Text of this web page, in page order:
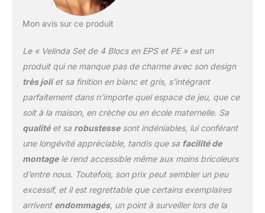
Mon avis sur ce produit
Le « Velinda Set de 4 Blocs en EPS et PE » est un
produit qui ne manque pas de charme avec son design
très joliet sa finition en blanc et gris, s’intégrant
parfaitement dans n’importe quel espace de jeu, que ce
soit à la maison, en crèche ou en école maternelle. Sa
qualitéet sa robustessesont indéniables, lui conférant
une longévité appréciable, tandis que sa facilité de
montagele rend accessible même aux moins bricoleurs
d’entre nous. Toutefois, son prix peut sembler un peu
excessif, et il est regrettable que certains exemplaires
arrivent endommagés, un point à surveiller lors de la